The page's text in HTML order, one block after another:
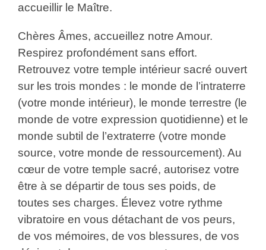
accueillir le Maître.
Chères Âmes, accueillez notre Amour.
Respirez profondément sans effort.
Retrouvez votre temple intérieur sacré ouvert
sur les trois mondes : le monde de l’intraterre
(votre monde intérieur), le monde terrestre (le
monde de votre expression quotidienne) et le
monde subtil de l’extraterre (votre monde
source, votre monde de ressourcement). Au
cœur de votre temple sacré, autorisez votre
être à se départir de tous ses poids, de
toutes ses charges. Élevez votre rythme
vibratoire en vous détachant de vos peurs,
de vos mémoires, de vos blessures, de vos